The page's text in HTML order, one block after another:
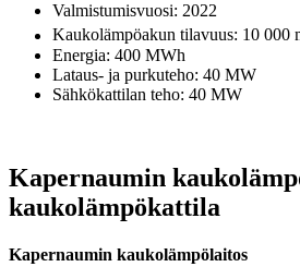
Valmistumisvuosi: 2022
Kaukolämpöakun tilavuus: 10 000
Energia: 400 MWh
Lataus- ja purkuteho: 40 MW
Sähkökattilan teho: 40 MW
Kapernaumin
kaukolämpökattila
Kapernaumin kaukolämpölaitos